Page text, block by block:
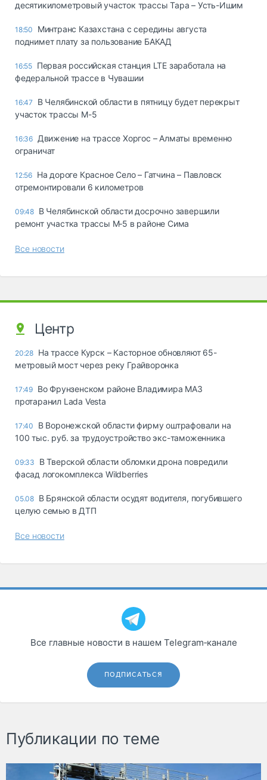
десятикилометровый участок трассы Тара – Усть-Ишим
18:50
Минтранс Казахстана с середины августа
поднимет плату за пользование БАКАД
16:55 Первая российская станция LTE заработала на
федеральной трассе в Чувашии
16:47
В Челябинской области в пятницу будет перекрыт
участок трассы М-5
16:36 Движение на трассе Хоргос – Алматы временно
ограничат
12:56 На дороге Красное Село – Гатчина – Павловск
отремонтировали 6 километров
09:48 В Челябинской области досрочно завершили
ремонт участка трассы М‑5 в районе Сима
Все новости
Центр
20:28 На трассе Курск – Касторное обновляют 65-
метровый мост через реку Грайворонка
17:49 Во Фрунзенском районе Владимира МАЗ
протаранил Lada Vesta
17:40
В Воронежской области фирму оштрафовали на
100 тыс. руб. за трудоустройство экс-таможенника
09:33
В Тверской области обломки дрона повредили
фасад логокомплекса Wildberries
05.08 В Брянской области осудят водителя, погубившего
целую семью в ДТП
Все новости
Все главные новости в нашем Telegram‑канале
ПОДПИСАТЬСЯ
Публикации по теме